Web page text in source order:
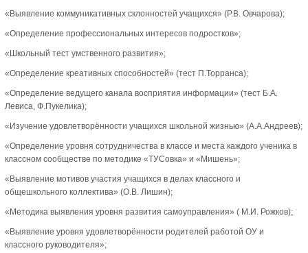
«Выявление коммуникативных склонностей учащихся» (Р.В. Овчарова);
«Определение профессиональных интересов подростков»;
«Школьный тест умственного развития»;
«Определение креативных способностей» (тест П.Торранса);
«Определение ведущего канала восприятия информации» (тест Б.А.
Левиса, Ф.Пукелика);
«Изучение удовлетворённости учащихся школьной жизнью» (А.А.Андреев);
«Определение уровня сотрудничества в классе и места каждого ученика в
классном сообществе по методике «ТУСовка» и «Мишень»;
«Выявление мотивов участия учащихся в делах классного и
общешкольного коллектива» (О.В. Лишин);
«Методика выявления уровня развития самоуправления» ( М.И. Рожков);
«Выявление уровня удовлетворённости родителей работой ОУ и
классного руководителя»;